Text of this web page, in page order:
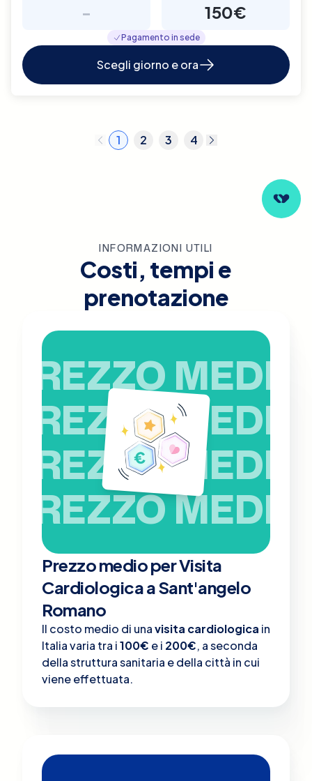
- 150€
Pagamento in sede
Scegli giorno e ora
1 2 3 4
INFORMAZIONI UTILI
Costi, tempi e
prenotazione
PREZZO MEDIO
PREZZO MEDIO
PREZZO MEDIO
PREZZO MEDIO
Prezzo medio per Visita
Cardiologica a Sant'angelo
Romano
Il costo medio di unavisita cardiologica in
Italia varia tra i100€ e i 200€, a seconda
della struttura sanitaria e della città in cui
viene effettuata.